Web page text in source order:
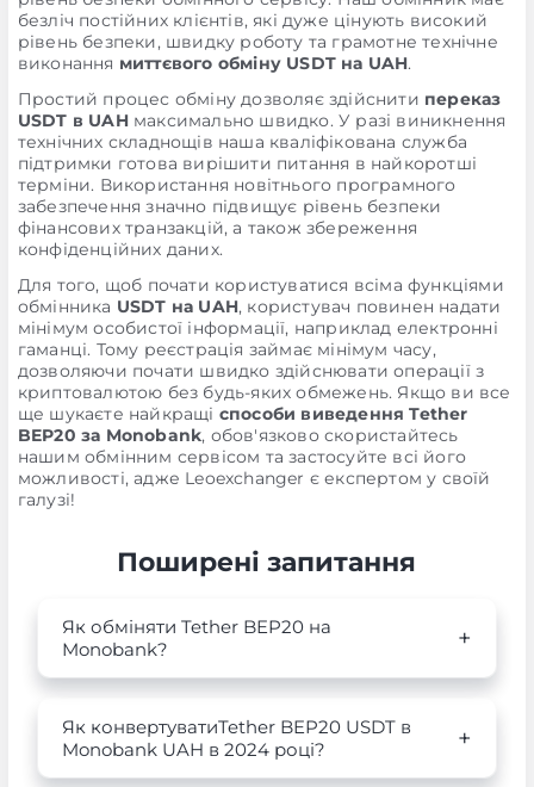
безліч постійних клієнтів, які дуже цінують високий
рівень безпеки, швидку роботу та грамотне технічне
виконання миттєвого обміну USDT на UAH.
Простий процес обміну дозволяє здійснити переказ
USDT в UAHмаксимально швидко. У разі виникнення
технічних складнощів наша кваліфікована служба
підтримки готова вирішити питання в найкоротші
терміни. Використання новітнього програмного
забезпечення значно підвищує рівень безпеки
фінансових транзакцій, а також збереження
конфіденційних даних.
Для того, щоб почати користуватися всіма функціями
обмінника USDT на UAH, користувач повинен надати
мінімум особистої інформації, наприклад електронні
гаманці. Тому реєстрація займає мінімум часу,
дозволяючи почати швидко здійснювати операції з
криптовалютою без будь-яких обмежень. Якщо ви все
ще шукаєте найкращі способи виведення Tether
BEP20 за Monobank, обов'язково скористайтесь
нашим обмінним сервісом та застосуйте всі його
можливості, адже Leoexchanger є експертом у своїй
галузі!
Поширені запитання
Як обміняти Tether BEP20 на
Monobank?
Як конвертуватиTether BEP20 USDT в
Monobank UAH в 2024 році?